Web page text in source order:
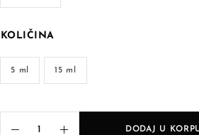
KOLIČINA
5 ml 15 ml
DODAJ U